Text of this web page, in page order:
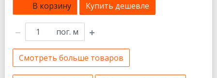
В корзину Купить дешевле
пог. м
Смотреть больше товаров